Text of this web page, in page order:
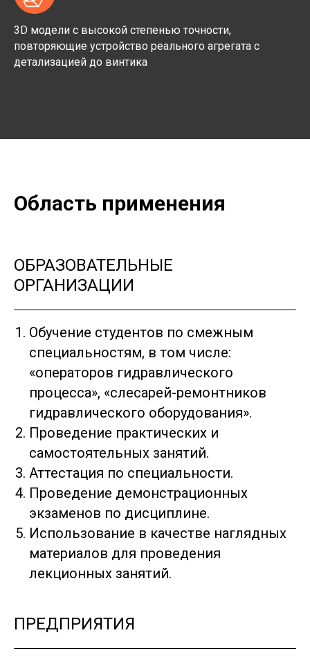
3D модели с высокой степенью точности,
повторяющие устройство реального агрегата с
детализацией до винтика
Область применения
ОБРАЗОВАТЕЛЬНЫЕ
ОРГАНИЗАЦИИ
Обучение студентов по смежным
специальностям, в том числе:
«операторов гидравлического
процесса», «слесарей-ремонтников
гидравлического оборудования».
Проведение практических и
самостоятельных занятий.
Аттестация по специальности.
Проведение демонстрационных
экзаменов по дисциплине.
Использование в качестве наглядных
материалов для проведения
лекционных занятий.
ПРЕДПРИЯТИЯ